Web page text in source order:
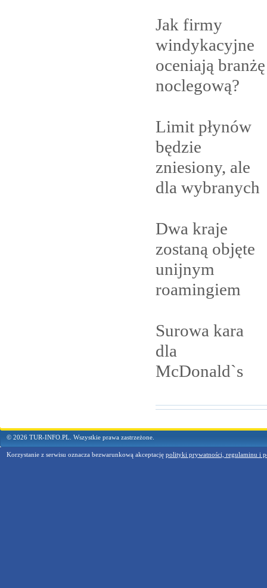
Jak firmy
windykacyjne
oceniają branżę
noclegową?
Limit płynów
będzie
zniesiony, ale
dla wybranych
Dwa kraje
zostaną objęte
unijnym
roamingiem
Surowa kara
dla
McDonald`s
© 2026 TUR-INFO.PL. Wszystkie prawa zastrzeżone.
Korzystanie z serwisu oznacza bezwarunkową akceptację polityki prywatności, regulaminu i